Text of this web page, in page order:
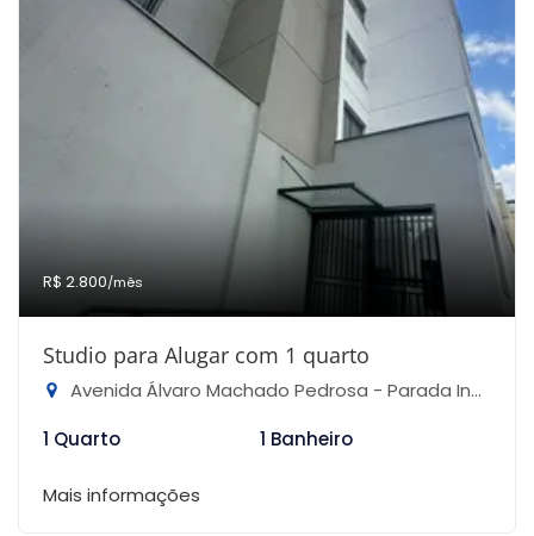
R$ 2.800/mês
Studio para Alugar com 1 quarto
Avenida Álvaro Machado Pedrosa - Parada Inglesa, São Paulo-SP
1 Quarto
1 Banheiro
Mais informações